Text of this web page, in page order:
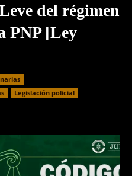
del régimen
PNP [Ley
Legislación policial